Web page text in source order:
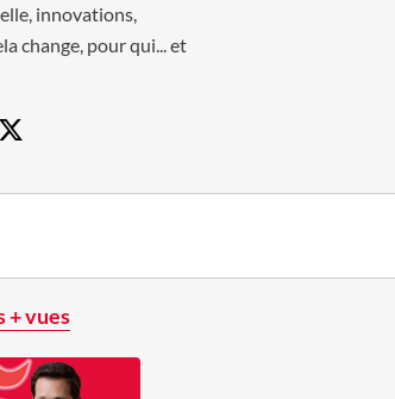
innovations,
change, pour qui... et
+ vues